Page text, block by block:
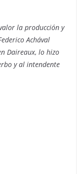
la producción y
Achával
Daireaux, lo hizo
y al intendente